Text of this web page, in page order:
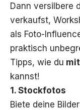
Dann versilbere
verkaufst,
als Foto-
praktisch
Tipps, wie du
kannst!
1. Stockfotos
Biete deine